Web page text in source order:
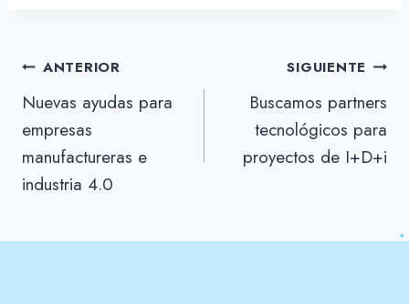
Navegación
de
entradas
ANTERIOR
Nuevas ayudas para
empresas
manufactureras e
industria 4.0
SIGUIENTE
Buscamos partners
tecnológicos para
proyectos de I+D+i